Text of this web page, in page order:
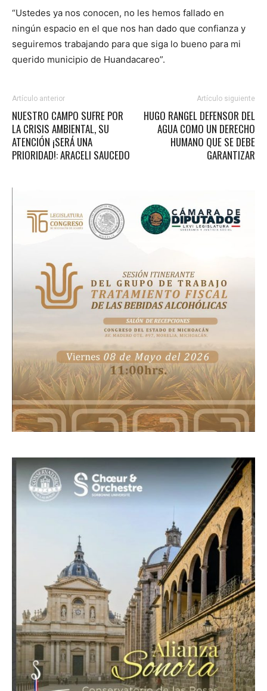
“Ustedes ya nos conocen, no les hemos fallado en
ningún espacio en el que nos han dado que confianza y
seguiremos trabajando para que siga lo bueno para mi
querido municipio de Huandacareo”.
Artículo anterior
NUESTRO CAMPO SUFRE POR
LA CRISIS AMBIENTAL, SU
ATENCIÓN ¡SERÁ UNA
PRIORIDAD!: ARACELI SAUCEDO
Artículo siguiente
HUGO RANGEL DEFENSOR DEL
AGUA COMO UN DERECHO
HUMANO QUE SE DEBE
GARANTIZAR